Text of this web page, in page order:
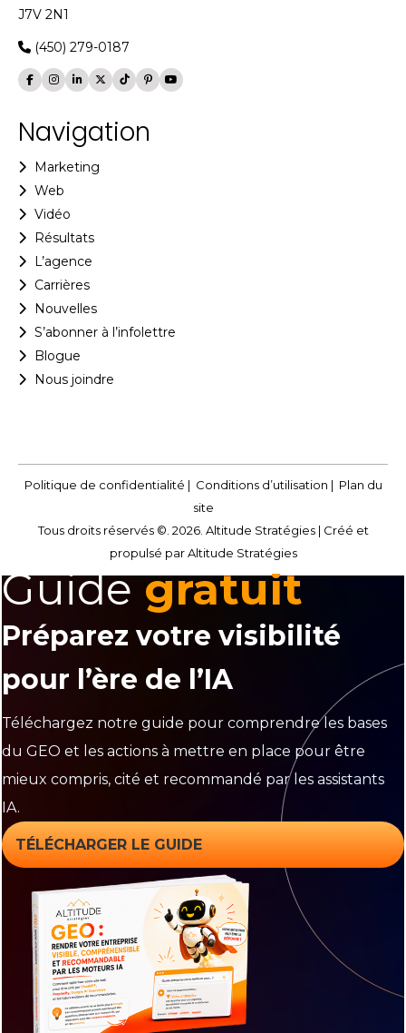
J7V 2N1
(450) 279-0187
Navigation
Marketing
Web
Vidéo
Résultats
L’agence
Carrières
Nouvelles
S’abonner à l’infolettre
Blogue
Nous joindre
Politique de confidentialité | Conditions d’utilisation | Plan du
site
Tous droits réservés ©. 2026. Altitude Stratégies | Créé et
propulsé par Altitude Stratégies
Guide gratuit
Préparez votre visibilité
pour l’ère de l’IA
Téléchargez notre guide pour comprendre les bases
du GEO et les actions à mettre en place pour être
mieux compris, cité et recommandé par les assistants
IA.
TÉLÉCHARGER LE GUIDE